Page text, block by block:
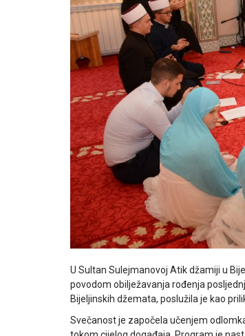
U Sultan Sulejmanovoj Atik džamiji u
povodom obilježavanja rođenja
Bijeljinskih džemata, poslužila je kao
Svečanost je započela učenjem